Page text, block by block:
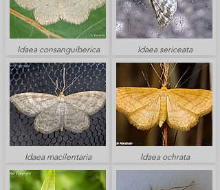
Idaea consanguiberica
Idaea macilentaria
Idaea sericeata
Idaea ochrata